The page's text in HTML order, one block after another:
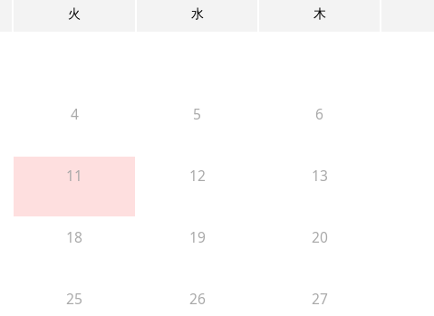
火 水 木
4 5 6
11 12 13
18 19 20
25 26 27